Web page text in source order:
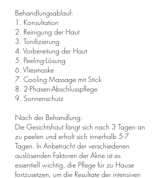
Behandlungsablauf:
1. Konsultation
2. Reinigung der Haut
3. Tonifizierung
4. Vorbereitung der Haut
5. Peeling-Lösung
6. Vliesmaske
7. Cooling Massage mit Stick
8. 2-Phasen-Abschlusspflege
9. Sonnenschutz
Nach der Behandlung:
Die Gesichtshaut fängt sich nach 3 Tagen an
zu peelen und erholt sich innerhalb 5-7
Tagen. In Anbetracht der verschiedenen
auslösenden Faktoren der Akne ist es
essentiell wichtig, die Pflege für zu Hause
fortzusetzen, um die Resultate der intensiven